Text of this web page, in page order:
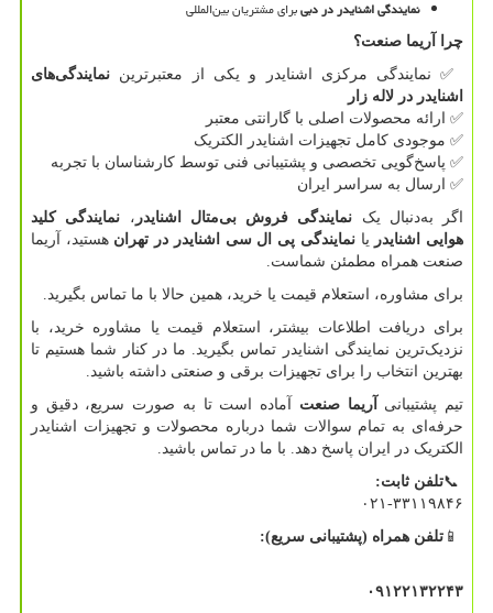
نمایندگی اشنایدر در دبیبرای مشتریان بین‌المللی
چرا آریما صنعت؟
✅نمایندگی مرکزی اشنایدر و یکی از معتبرترین نمایندگی‌های
اشنایدر در لاله زار
✅ ارائه محصولات اصلی با گارانتی معتبر
✅ موجودی کامل تجهیزات اشنایدر الکتریک
✅ پاسخ‌گویی تخصصی و پشتیبانی فنی توسط کارشناسان با تجربه
✅ ارسال به سراسر ایران
اگر به‌دنبال یک نمایندگی فروش بی‌متال اشنایدر ، نمایندگی کلید
هوایی اشنایدر یانمایندگی پی ال سی اشنایدر در تهران هستید، آریما
صنعت همراه مطمئن شماست.
برای مشاوره، استعلام قیمت یا خرید، همین حالا با ما تماس بگیرید.
برای دریافت اطلاعات بیشتر، استعلام قیمت یا مشاوره خرید، با
نزدیک‌ترین نمایندگی اشنایدر تماس بگیرید. ما در کنار شما هستیم تا
بهترین انتخاب را برای تجهیزات برقی و صنعتی داشته باشید.
تیم پشتیبانی
آریما صنعت آماده است تا به‌ صورت سریع، دقیق و
حرفه‌ای به تمام سوالات شما درباره محصولات و تجهیزات اشنایدر
الکتریک در ایران پاسخ دهد. با ما در تماس باشید.
📞تلفن ثابت:
۰۲۱-۳۳۱۱۹۸۴۶
📱 تلفن همراه (پشتیبانی سریع)
:
۰۹۱۲۲۱۳۲۲۴۳